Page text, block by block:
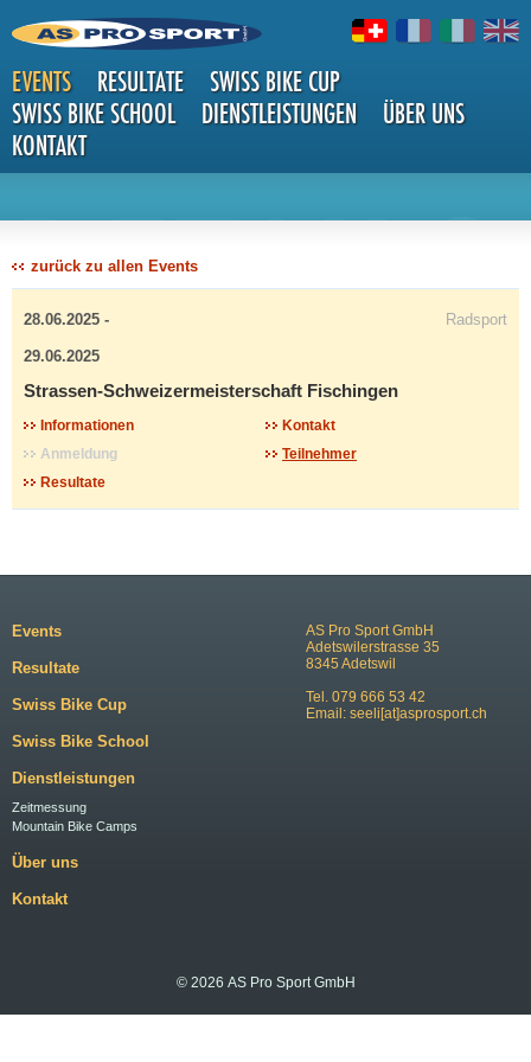
EVENTS RESULTATE
SWISS BIKE CUP
SWISS BIKE SCHOOL
DIENSTLEISTUNGEN
ÜBER UNS
KONTAKT
DETAILS
zurück zu allen Events
28.06.2025 -
29.06.2025
Radsport
Strassen-Schweizermeisterschaft Fischingen
Informationen
Kontakt
Anmeldung
Teilnehmer
Resultate
AS Pro Sport GmbH
Adetswilerstrasse 35
8345 Adetswil
Tel. 079 666 53 42
Email: seeli[at]asprosport.ch
Events
Resultate
Swiss Bike Cup
Swiss Bike School
Dienstleistungen
Zeitmessung
Mountain Bike Camps
Über uns
Kontakt
© 2026 AS Pro Sport GmbH